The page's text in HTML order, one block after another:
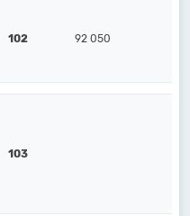
102 92 050
103